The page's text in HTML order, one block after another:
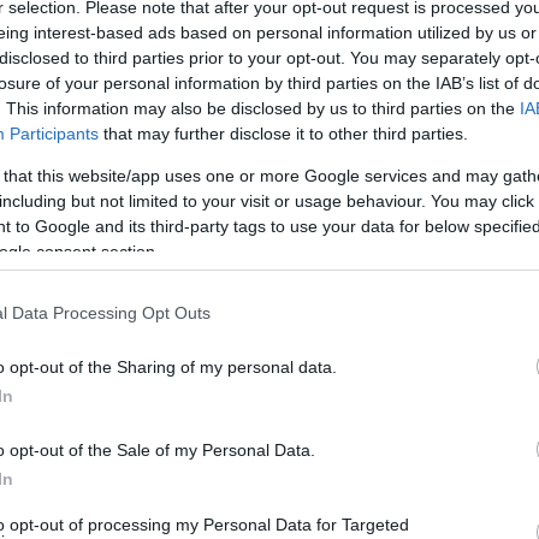
selection. Please note that after your opt-out request is processed
interest-based ads based on personal information utilized by us
to third parties prior to your opt-out. You may separately
of your personal information by third parties on the IAB’s list of
This information may also be disclosed by us to third parties on the
Participants that may further disclose it to other third parties.
that this website/app uses one or more Google services and may
but not limited to your visit or usage behaviour. You may
to Google and its third-party tags to use your data for below
consent section.
Data Processing Opt Outs
opt-out of the Sharing of my personal data.
opt-out of the Sale of my Personal Data.
opt-out of processing my Personal Data for Targeted
των όγκων τους. Το βραδάκι το χαμσίνι κόπασε
παρέδωσε την πορεία και την εντολή του
δύσκολο πέρασμα. Το φεγγάρι επρόκειτο να βγει
δωδεκάμισι ο ορίζοντας κατάπλωρα φάνηκε να
η ανατολή του φεγγαριού. Το φως όμως άρχισε
με το φεγγάρι. Σκιάχτηκα και ξύπνησα τον
το παντελόνι του. Στο μεταξύ μια
Όταν είδε το φαινόμενο τα ‘χασε. Δεν είχε
και τους άλλους. Γέμισε η γέφυρα τρομαγμένα
κουράγιο.